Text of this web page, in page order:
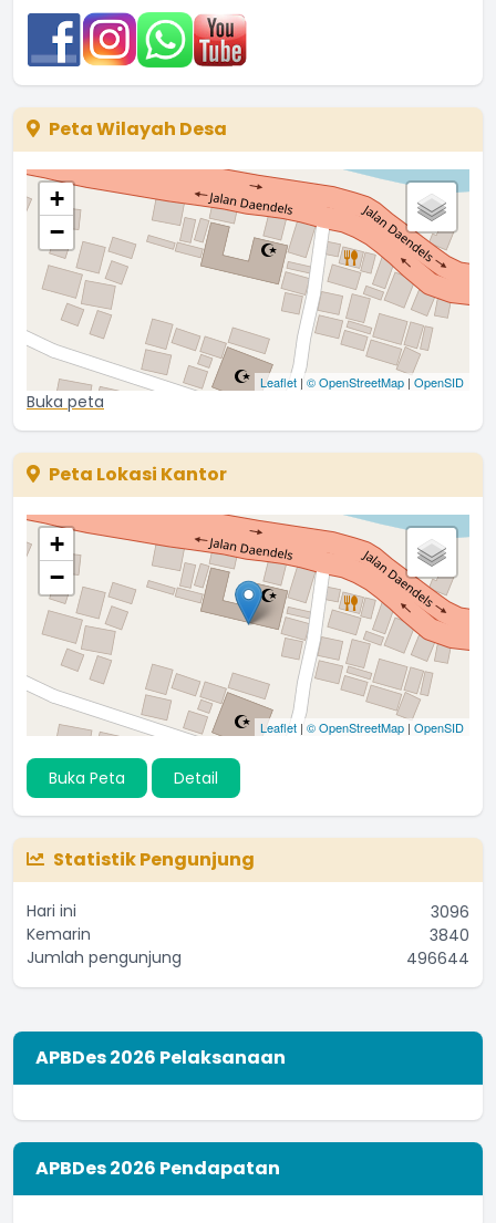
Peta Wilayah Desa
+
−
Leaflet | © OpenStreetMap | OpenSID
Buka peta
Peta Lokasi Kantor
+
−
Leaflet | © OpenStreetMap | OpenSID
Buka Peta Detail
Statistik Pengunjung
Hari ini
3096
Kemarin
3840
Jumlah pengunjung
496644
APBDes 2026 Pelaksanaan
APBDes 2026 Pendapatan